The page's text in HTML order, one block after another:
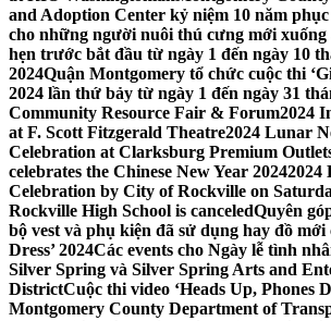
and Adoption Center kỷ niệm 10 năm
cho những người nuôi thú cưng mới xuống
hẹn trước bắt đầu từ ngày 1 đến ngày 10
2024Quận Montgomery tổ chức cuộc thi
2024 lần thứ bảy từ ngày 1 đến ngày 31
Community Resource Fair & Forum2024
at F. Scott Fitzgerald Theatre2024 Lunar
Celebration at Clarksburg Premium
celebrates the Chinese New Year 20242024
Celebration by City of Rockville on
Rockville High School is canceledQuyên
bộ vest và phụ kiện đã sử dụng hay đồ mới
Dress’ 2024Các events cho Ngày lễ tình
Silver Spring và Silver Spring Arts and
DistrictCuộc thi video ‘Heads Up, Phones
Montgomery County Department of